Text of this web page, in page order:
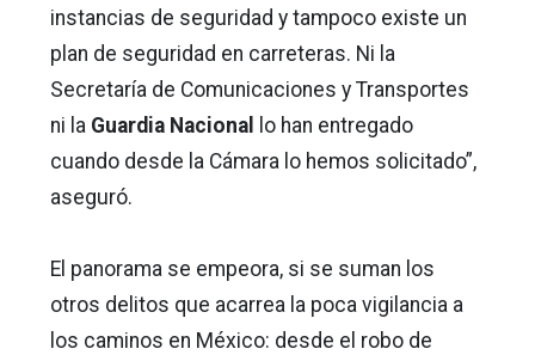
instancias de seguridad y tampoco existe un
plan de seguridad en carreteras. Ni la
Secretaría de Comunicaciones y Transportes
ni la Guardia Nacional
lo han entregado
cuando desde la Cámara lo hemos solicitado”,
aseguró.
El panorama se empeora, si se suman los
otros delitos que acarrea la poca vigilancia a
los caminos en México: desde el robo de